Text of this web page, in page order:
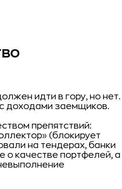
идти в гору, но нет.
доходами заемщиков.
препятствий:
(блокирует
на тендерах, банки
о качестве портфелей, а